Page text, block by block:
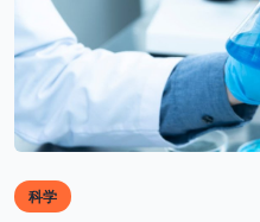
科学